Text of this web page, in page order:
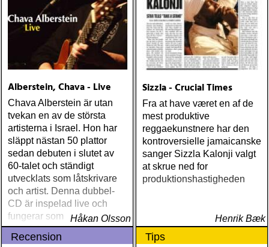
Alberstein, Chava - Live
Chava Alberstein är utan
tvekan en av de största
artisterna i Israel. Hon har
släppt nästan 50 plattor
sedan debuten i slutet av
60-talet och ständigt
utvecklats som låtskrivare
och artist. Denna dubbel-
CD är inspelad live och
fungerar som en utmärkt
introduktion till denna
världsartist.
Håkan Olsson
Sizzla - Crucial Times
Fra at have været en af de
mest produktive
reggaekunstnere har den
kontroversielle jamaicanske
sanger Sizzla Kalonji valgt
at skrue ned for
produktionshastigheden
Henrik Bæk
Recension Tips